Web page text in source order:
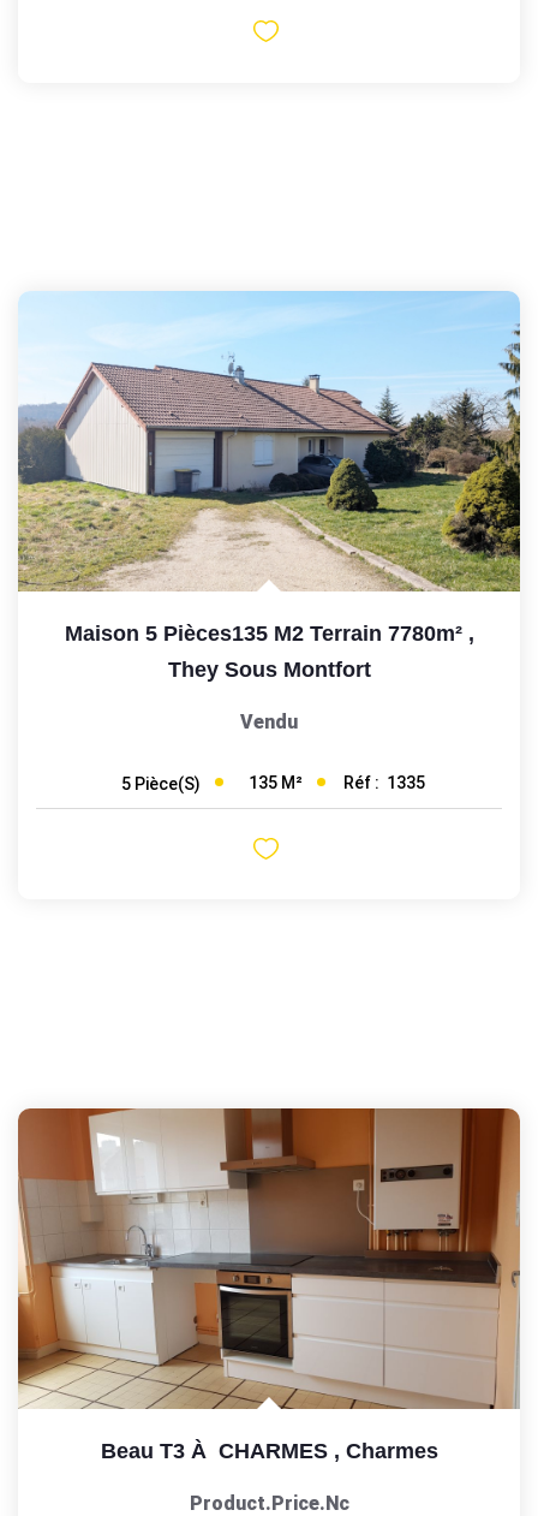
Maison 5 Pièces135 M2 Terrain 7780m² ,
They Sous Montfort
Vendu
5 Pièce(s) 135 M² Réf : 1335
Beau T3 À CHARMES , Charmes
Product.price.nc